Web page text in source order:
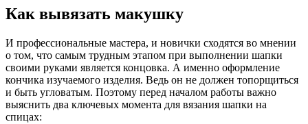
Как вывязать макушку
И профессиональные мастера, и новички сходятся во мнении
о том, что самым трудным этапом при выполнении шапки
своими руками является концовка. А именно оформление
кончика изучаемого изделия. Ведь он не должен топорщиться
и быть угловатым. Поэтому перед началом работы важно
выяснить два ключевых момента для вязания шапки на
спицах: